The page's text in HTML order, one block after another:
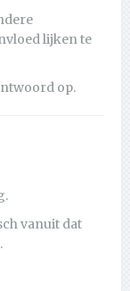
lijken te
op.
vanuit dat